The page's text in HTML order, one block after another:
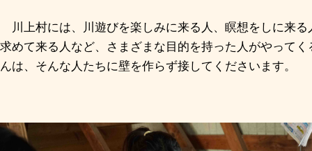
川上村には、川遊びを楽しみに来る人、瞑想をしに来る
求めて来る人など、さまざまな目的を持った人がやって
んは、そんな人たちに壁を作らず接してくださいます。